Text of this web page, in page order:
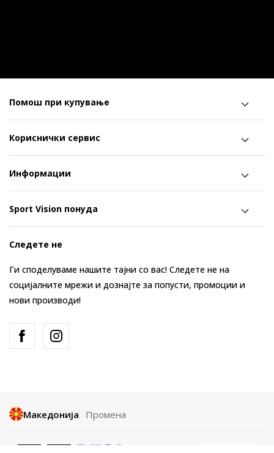
Помош при купување
Кориснички сервис
Информации
Sport Vision понуда
Следете не
Ги споделуваме нашите тајни со вас! Следете не на
социјалните мрежи и дознајте за попусти, промоции и
нови производи!
Македонија Промена